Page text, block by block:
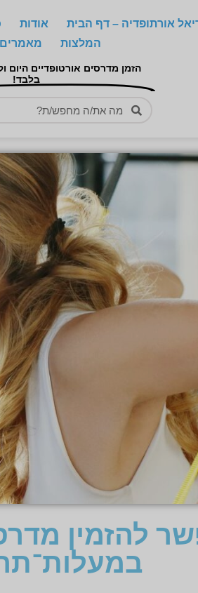
אורתופדיה – דף הבית אודות
המלצות
מאמרים
הזמן מדרסים אורטופדיים
בלבד!
להזמין